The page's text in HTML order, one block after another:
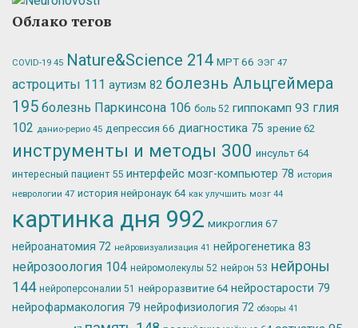
Облако тегов
COVID-19 45 Nature&Science 214 МРТ66 ЭЭГ 47
астроциты 111 аутизм 82 болезнь Альцгеймера
195 болезнь Паркинсона 106 боль 52 гиппокамп 93 глия
102 данио-рерио 45 депрессия 66 диагностика 75 зрение 62
инструменты и методы 300 инсульт 64
интересный пациент 55 интерфейс мозг-компьютер 78 история
неврологии 47 история нейронаук 64 как улучшить мозг 44
картинка дня 992 микроглия 67
нейроанатомия 72 нейровизуализация 41 нейрогенетика 83
нейрозоология 104 нейромолекулы 52 нейрон 53 нейроны
144 нейроперсоналии 51 нейроразвитие 64 нейростарости 79
нейрофармакология 79 нейрофизиология 72 обзоры 41